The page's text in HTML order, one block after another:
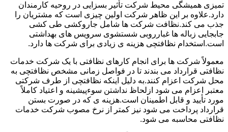
تمیزی همیشگی محیط شرکت تأثیر بسزایی در روحیه کارمندان
دارد.علاوه بر این ظاهر شرکت اولین چیزی است که مشتریان را
جذب می کند.نظافت شرکت ها شامل جاروکشی طی کشی
جابجایی زباله ها غبارروبی شستشوی سرویس های بهداشتی
است.استخدام نظافتچی هزینه ی زیادی برای شرکت ها دارد.
معمولاً شرکت ها برای انجام کارهای نظافتی با یک شرکت خدمات
نظافتی قرارداد می بندند تا در فواصل زمانی مشخص نظافتچی به
محل شرکت اعزام کنند.به دلیل اینکه نظافتچی از طرف شرکتی
معتبر اعزام می شود ازلحاظ نداشتن سوءپیشینه و اعتیاد کاملاً
مورد تأیید و قابل اطمینان است.هزینه ی که در صورت بستن
قرارداد پرداخت می شود نیز کمتر از نرخ مصوب شرکت خدمات
نظافتی محاسبه می شود.